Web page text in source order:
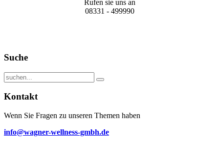
Rufen sie uns an
08331 - 499990
Suche
Kontakt
Wenn Sie Fragen zu unseren Themen haben
info@wagner-wellness-gmbh.de